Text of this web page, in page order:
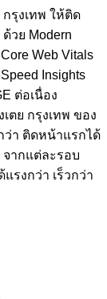
รุงเทพ ให้ติด
วย Modern
Web Vitals
Insights
ต่อเนื่อง
ตย กรุงเทพ ของ
า ติดหน้าแรกได้
จากแต่ละรอบ
รงกว่า เร็วกว่า